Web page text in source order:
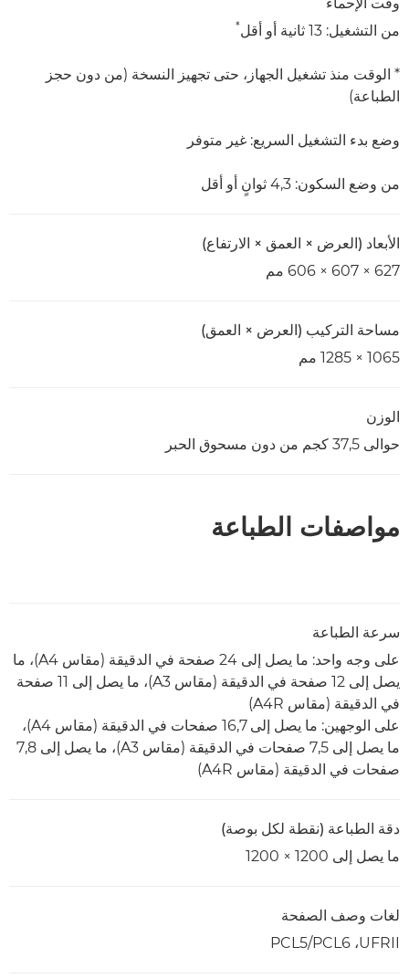
وقت الإحماء
من التشغيل: 13 ثانية أو أقل
*
* الوقت منذ تشغيل الجهاز، حتى تجهيز النسخة (من دون حجز
الطباعة)
وضع بدء التشغيل السريع: غير متوفر
من وضع السكون: 4,3 ثوانٍ أو أقل
الأبعاد (العرض × العمق × الارتفاع)
627 × 607 × 606 مم
مساحة التركيب (العرض × العمق)
1065 × 1285 مم
الوزن
حوالى 37,5 كجم من دون مسحوق الحبر
مواصفات الطباعة
سرعة الطباعة
على وجه واحد: ما يصل إلى 24 صفحة في الدقيقة (مقاس A4)، ما
يصل إلى 12 صفحة في الدقيقة (مقاس A3)، ما يصل إلى 11 صفحة
في الدقيقة (مقاس A4R)
على الوجهين: ما يصل إلى 16,7 صفحات في الدقيقة (مقاس A4)،
ما يصل إلى 7,5 صفحات في الدقيقة (مقاس A3)، ما يصل إلى 7,8
صفحات في الدقيقة (مقاس A4R)
دقة الطباعة (نقطة لكل بوصة)
ما يصل إلى 1200 × 1200
لغات وصف الصفحة
UFRII، ‏PCL6/‏PCL5